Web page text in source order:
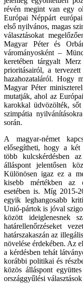
révén megint van egy
Európai Néppárt
első nyilvános, magas
választásokat
Magyar Péter és
várományosként –
keretében tárgyalt
prioritásairól, a
hazahozataláról. Hogy
Magyar Péter
mutatják, ahol az
karokkal üdvözölték,
szimpátia
során.
A magyar-német
elősegítheti, hogy a két
több kulcskérdésben
álláspont jelentősen
Különösen igaz ez a
kisebb mértékben az
esetében is. Míg 2015-
egyik leghangosabb
Unió-pártok is jóval
között ideiglenesnek
határellenőrzéseket
határszakaszán az
növelése érdekében. Az
a kérdésben tehát
korábbi politikai és
közös álláspont
országgyűlési